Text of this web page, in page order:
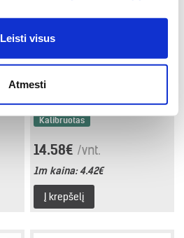
Leisti visus
Atmesti
Termo mediena
42x68x3300
Termo
AB kokybė
Pušis
Kalibruotas
14.58€ /vnt.
1m kaina:4.42€
Į krepšelį